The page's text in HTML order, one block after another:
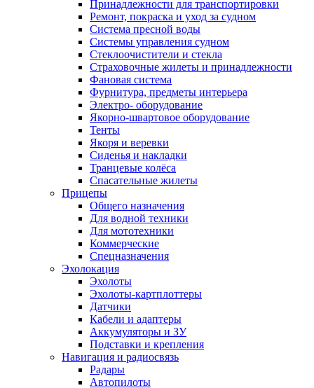
Принадлежности для транспортировки
Ремонт, покраска и уход за судном
Система пресной воды
Системы управления судном
Стеклоочистители и стекла
Страховочные жилеты и принадлежности
Фановая система
Фурнитура, предметы интерьера
Электро- оборудование
Якорно-швартовое оборудование
Тенты
Якоря и веревки
Сиденья и накладки
Транцевые колёса
Спасательные жилеты
Прицепы
Общего назначения
Для водной техники
Для мототехники
Коммерческие
Спецназначения
Эхолокация
Эхолоты
Эхолоты-картплоттеры
Датчики
Кабели и адаптеры
Аккумуляторы и ЗУ
Подставки и крепления
Навигация и радиосвязь
Радары
Автопилоты